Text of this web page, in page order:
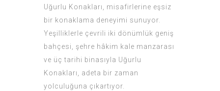
Uğurlu Konakları, misafirlerine eşsiz
bir konaklama deneyimi sunuyor.
Yeşilliklerle çevrili iki dönümlük geniş
bahçesi, şehre hâkim kale manzarası
ve üç tarihi binasıyla Uğurlu
Konakları, adeta bir zaman
yolculuğuna çıkartıyor.